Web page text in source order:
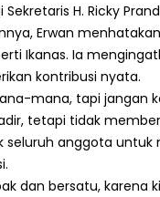
H. Ricky
Erwan
Ikanas. Ia
kontribusi nyata.
mana, tapi jangan
tetapi tidak
seluruh anggota
dan bersatu,